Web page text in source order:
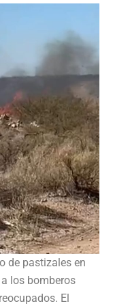
de pastizales en
los bomberos
El